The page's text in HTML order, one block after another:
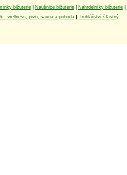
bižuterie| Naušnice bižuterie| Náhrdelníky bižuterie|
- wellness, pivo, sauna a pohoda| Truhlářství šťastný